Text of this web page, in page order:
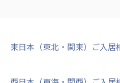
東日本（東北・関東）ご入居